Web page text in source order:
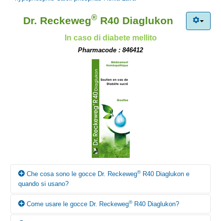
Dr. Reckeweg® R40 Diaglukon
In caso di diabete mellito
Pharmacode : 846412
Che cosa sono le gocce Dr. Reckeweg®R40 Diaglukon e
quando si usano?
Secondo i canoni della medicina omeopatica le gocce Dr.
Reckeweg®R40 Diaglukon trovano principalmente impiego su
Come usare le gocce Dr. Reckeweg®R40 Diaglukon?